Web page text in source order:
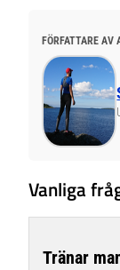
FÖRFATTARE AV
Vanliga
Tränar